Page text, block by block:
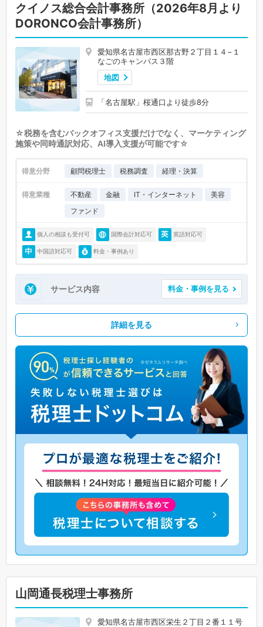
クイノス総合会計事務所（2026年8月より
DORONCO会計事務所）
愛知県名古屋市西区那古野２丁目１４−１
なごのキャンパス３階
地図
「名古屋駅」桜通口より徒歩8分
☆税務を含むバックオフィス支援だけでなく、マーケティング
施策や同時通訳対応、AI導入支援が可能です☆
得意分野 顧問税理士 税務調査 経理・決算
得意業種 不動産 金融 IT・インターネット
美容
ファンド
個人の相談も受付可 国際会計対応可 英語対応可
中国語対応可 料金・事例あり
サービス内容 料金・事例を見る
詳細を見る
山岡通長税理士事務所
愛知県名古屋市西区栄生２丁目２番１１号